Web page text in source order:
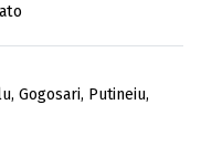
, Gogosari, Putineiu,